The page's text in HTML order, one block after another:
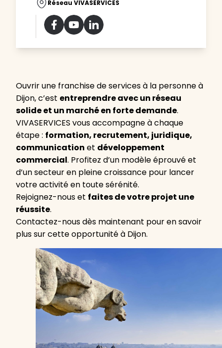
Réseau VIVASERVICES
Ouvrir une franchise de services à la personne à
Dijon, c’est entreprendre avec un réseau
solide et un marché en forte demande.
VIVASERVICES vous accompagne à chaque
étape : formation, recrutement, juridique,
communication et développement
commercial. Profitez d’un modèle éprouvé et
d’un secteur en pleine croissance pour lancer
votre activité en toute sérénité.
Rejoignez-nous et faites de votre projet une
réussite.
Contactez-nous dès maintenant pour en savoir
plus sur cette opportunité à Dijon.